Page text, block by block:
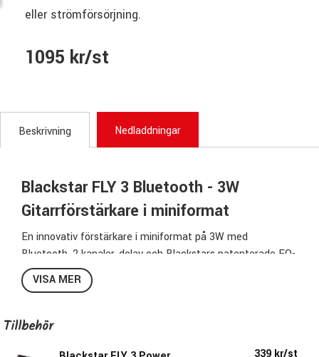
eller strömförsörjning.
1095 kr/st
Beskrivning Nedladdningar
Blackstar FLY 3 Bluetooth - 3W
Gitarrförstärkare i miniformat
En innovativ förstärkare i miniformat på 3W med
Bluetooth, 2 kanaler, delay och Blackstars patenterade EQ-
funktion Infinite Shape Feature (ISF), för att du enkelt
kunna ratta till ett perfekt sound. Trots sin otroligt smidiga
vid riktigt låg volym. Du kan välja om du vill driva den med
VISA MER
Tillbehör
339 kr/st